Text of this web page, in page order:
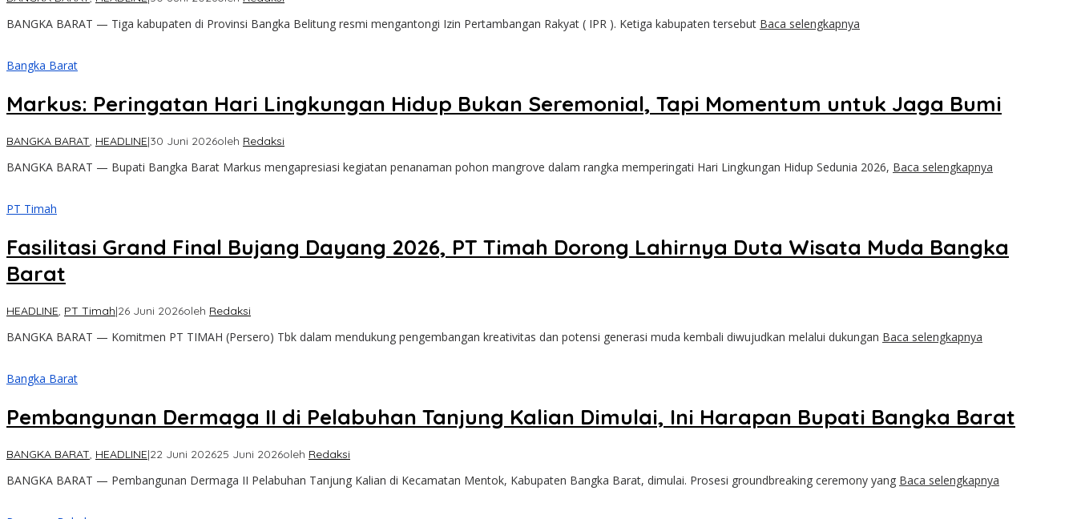
BANGKA BARAT — Tiga kabupaten di Provinsi Bangka Belitung resmi mengantongi Izin Pertambangan Rakyat ( IPR ). Ketiga kabupaten tersebut Baca selengkapnya
Bangka Barat
Markus: Peringatan Hari Lingkungan Hidup Bukan Seremonial, Tapi Momentum untuk Jaga Bumi
BANGKA BARAT, HEADLINE|30 Juni 2026oleh Redaksi
BANGKA BARAT — Bupati Bangka Barat Markus mengapresiasi kegiatan penanaman pohon mangrove dalam rangka memperingati Hari Lingkungan Hidup Sedunia 2026, Baca selengkapnya
PT Timah
Fasilitasi Grand Final Bujang Dayang 2026, PT Timah Dorong Lahirnya Duta Wisata Muda Bangka
Barat
HEADLINE, PT Timah|26 Juni 2026oleh Redaksi
BANGKA BARAT — Komitmen PT TIMAH (Persero) Tbk dalam mendukung pengembangan kreativitas dan potensi generasi muda kembali diwujudkan melalui dukungan Baca selengkapnya
Bangka Barat
Pembangunan Dermaga II di Pelabuhan Tanjung Kalian Dimulai, Ini Harapan Bupati Bangka Barat
BANGKA BARAT, HEADLINE|22 Juni 202625 Juni 2026oleh Redaksi
BANGKA BARAT — Pembangunan Dermaga II Pelabuhan Tanjung Kalian di Kecamatan Mentok, Kabupaten Bangka Barat, dimulai. Prosesi groundbreaking ceremony yang Baca selengkapnya